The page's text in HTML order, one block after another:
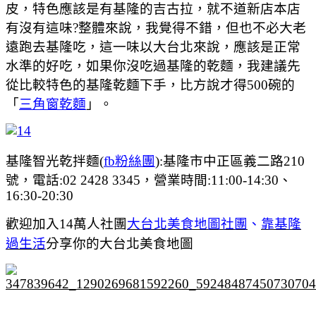
皮，特色應該是有基隆的吉古拉，就不道新店本店
有沒有這味?整體來說，我覺得不錯，但也不必大老
遠跑去基隆吃，這一味以大台北來說，應該是正常
水準的好吃，如果你沒吃過基隆的乾麵，我建議先
從比較特色的基隆乾麵下手，比方說才得500碗的
「 三角窗乾麵 」。
基隆智光乾拌麵(fb粉絲團):基隆市中正區義二路210
號，電話:02 2428 3345，營業時間:11:00-14:30、
16:30-20:30
歡迎加入14萬人社團 大台北美食地圖社團 、 靠基隆
過生活分享你的大台北美食地圖